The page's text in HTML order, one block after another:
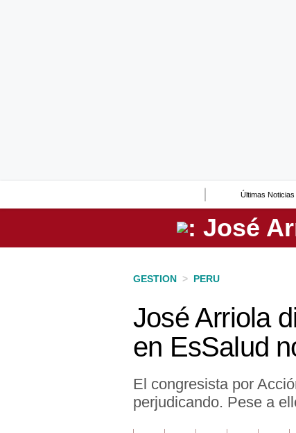
Últimas Noticias
Perú
GESTION > PERU
José Arriola
en EsSalud
El congresista por
perjudicando. Pese a